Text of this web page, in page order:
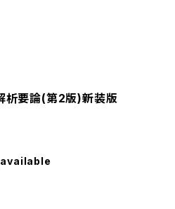
析要論(第2版)新装版